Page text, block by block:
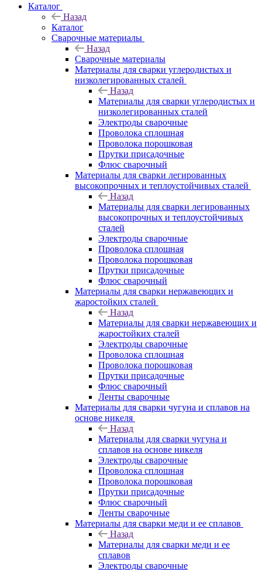
Каталог
Назад
Каталог
Сварочные материалы
Назад
Сварочные материалы
Материалы для сварки углеродистых и
низколегированных сталей
Назад
Материалы для сварки углеродистых и
низколегированных сталей
Электроды сварочные
Проволока сплошная
Проволока порошковая
Прутки присадочные
Флюс сварочный
Материалы для сварки легированных
высокопрочных и теплоустойчивых сталей
Назад
Материалы для сварки легированных
высокопрочных и теплоустойчивых
сталей
Электроды сварочные
Проволока сплошная
Проволока порошковая
Прутки присадочные
Флюс сварочный
Материалы для сварки нержавеющих и
жаростойких сталей
Назад
Материалы для сварки нержавеющих и
жаростойких сталей
Электроды сварочные
Проволока сплошная
Проволока порошковая
Прутки присадочные
Флюс сварочный
Ленты сварочные
Материалы для сварки чугуна и сплавов на
основе никеля
Назад
Материалы для сварки чугуна и
сплавов на основе никеля
Электроды сварочные
Проволока сплошная
Проволока порошковая
Прутки присадочные
Флюс сварочный
Ленты сварочные
Материалы для сварки меди и ее сплавов
Назад
Материалы для сварки меди и ее
сплавов
Электроды сварочные